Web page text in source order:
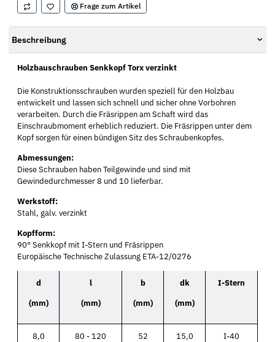
Frage zum Artikel
Beschreibung
Holzbauschrauben Senkkopf Torx verzinkt
Die Konstruktionsschrauben wurden speziell für den Holzbau
entwickelt und lassen sich schnell und sicher ohne Vorbohren
verarbeiten. Durch die Fräsrippen am Schaft wird das
Einschraubmoment erheblich reduziert. Die Fräsrippen unter dem
Kopf sorgen für einen bündigen Sitz des Schraubenkopfes.
Abmessungen:
Diese Schrauben haben Teilgewinde und sind mit
Gewindedurchmesser 8 und 10 lieferbar.
Werkstoff:
Stahl, galv. verzinkt
Kopfform:
90° Senkkopf mit I-Stern und Fräsrippen
Europäische Technische Zulassung ETA-12/0276
d
(mm)
l
(mm)
b
(mm)
dk
(mm)
I-Stern
8,0 80 - 120 52 15,0 I-40